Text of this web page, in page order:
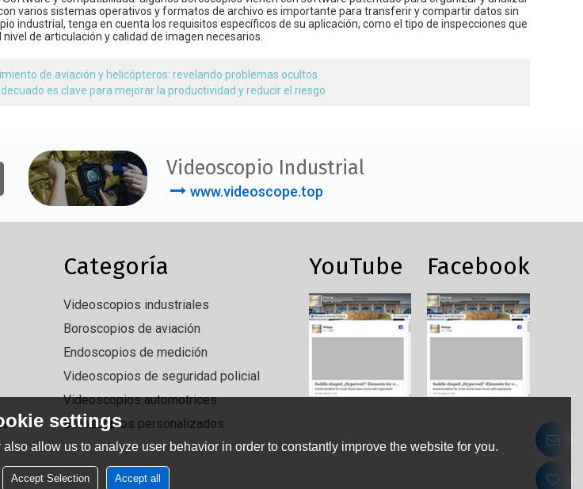
varios sistemas operativos y formatos de archivo es importante para transferir y compartir datos sin
industrial, tenga en cuenta los requisitos específicos de su aplicación, como el tipo de inspecciones que
de articulación y calidad de imagen necesarios.
de aviación y helicópteros: revelando problemas ocultos
es clave para mejorar la productividad y reducir el riesgo
Videoscopio Industrial
www.videoscope.top
Categoría
Videoscopios industriales
Boroscopios de aviación
Endoscopios de medición
Videoscopios de seguridad policial
Videoscopios automotrices
Boroscopios personalizados
YouTube Facebook
settings
allow us to analyze user behavior in order to constantly improve the website for you.
Accept Selection Accept all